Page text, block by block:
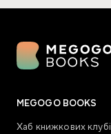
MEGOGO BOOKS
Хаб книжкових